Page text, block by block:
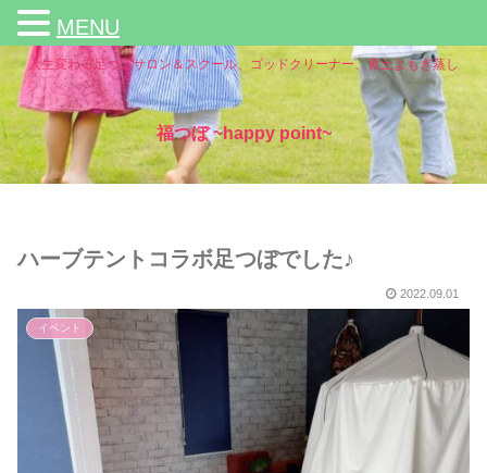
人生変わる足つぼサロン＆スクール、ゴッドクリーナー、黄土よもぎ蒸し
福つぼ ~happy point~
ハーブテントコラボ足つぼでした♪
2022.09.01
イベント
MENU